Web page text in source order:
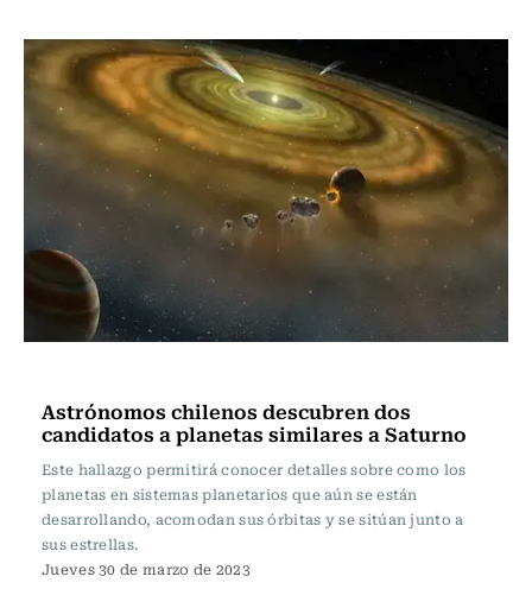
Astrónomos chilenos descubren dos
candidatos a planetas similares a Saturno
Este hallazgo permitirá conocer detalles sobre como los
planetas en sistemas planetarios que aún se están
desarrollando, acomodan sus órbitas y se sitúan junto a
sus estrellas.
Jueves 30 de marzo de 2023